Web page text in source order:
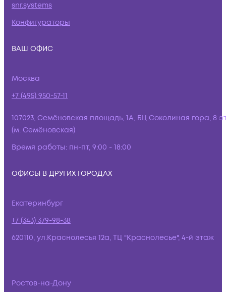
snr.systems
Конфигураторы
ВАШ ОФИС
Москва
+7 (495) 950-57-11
107023, Семёновская площадь, 1А, БЦ Соколиная гора, 8
(м. Семёновская)
Время работы: пн-пт, 9:00 - 18:00
ОФИСЫ В ДРУГИХ ГОРОДАХ
Екатеринбург
+7 (343) 379-98-38
620110, ул.Краснолесья 12а, ТЦ "Краснолесье", 4-й этаж
Ростов-на-Дону